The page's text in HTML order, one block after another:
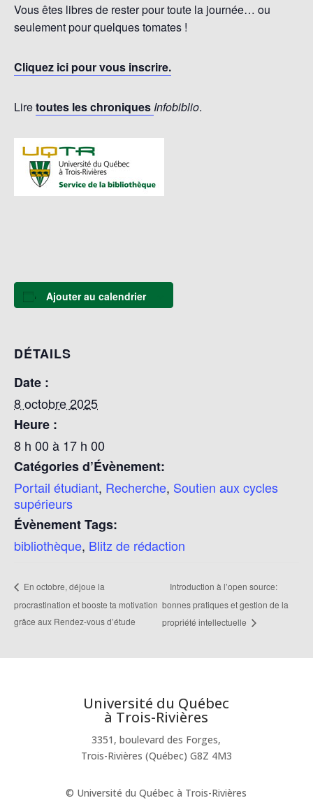
Vous êtes libres de rester pour toute la journée… ou
seulement pour quelques tomates !
Cliquez ici pour vous inscrire.
Liretoutes les chroniques Infobiblio.
Ajouter au calendrier
DÉTAILS
Date :
8 octobre 2025
Heure :
8 h 00 à 17 h 00
Catégories d’Évènement:
Portail étudiant, Recherche, Soutien aux cycles
supérieurs
Évènement Tags:
bibliothèque, Blitz de rédaction
En octobre, déjoue la
procrastination et booste ta motivation
grâce aux Rendez-vous d’étude
Introduction à l’open source:
bonnes pratiques et gestion de la
propriété intellectuelle
Université du Québec
à Trois-Rivières
3351, boulevard des Forges,
Trois-Rivières (Québec) G8Z 4M3
© Université du Québec à Trois-Rivières